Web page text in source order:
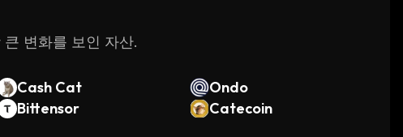
변화를 보인 자산.
Cash Cat
Ondo
Bittensor Catecoin